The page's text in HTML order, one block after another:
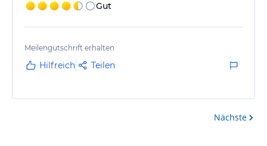
Gut
Meilengutschrift erhalten
Hilfreich Teilen
Nächste